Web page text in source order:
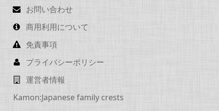
お問い合わせ
商用利用について
免責事項
プライバシーポリシー
運営者情報
Kamon:Japanese family crests